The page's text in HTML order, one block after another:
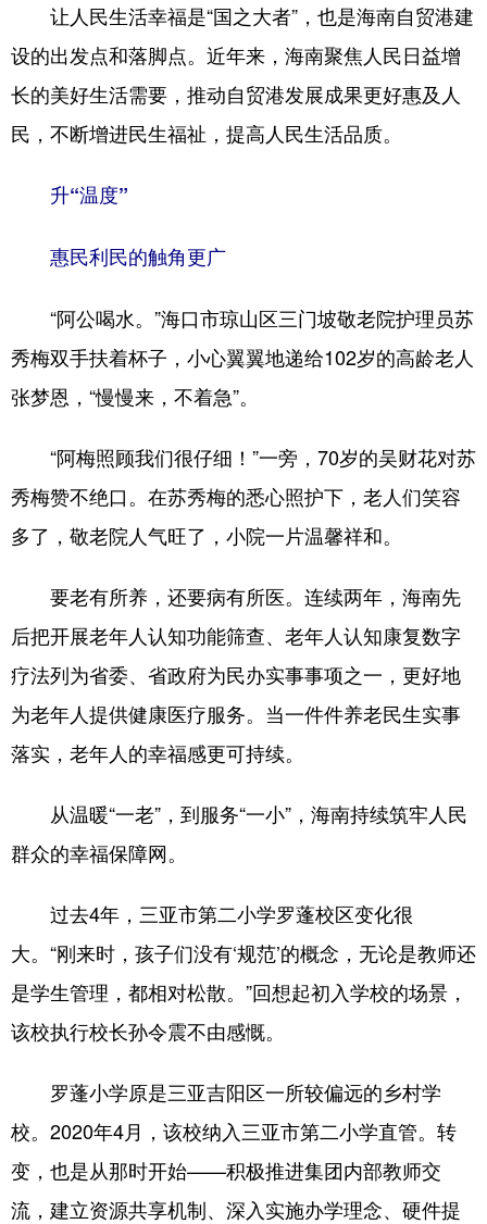
让人民生活幸福是“国之大者”，也是海南自贸港建
设的出发点和落脚点。近年来，海南聚焦人民日益增
长的美好生活需要，推动自贸港发展成果更好惠及人
民，不断增进民生福祉，提高人民生活品质。
升“温度”
惠民利民的触角更广
“阿公喝水。”海口市琼山区三门坡敬老院护理员苏
秀梅双手扶着杯子，小心翼翼地递给102岁的高龄老人
张梦恩，“慢慢来，不着急”。
“阿梅照顾我们很仔细！”一旁，70岁的吴财花对苏
秀梅赞不绝口。在苏秀梅的悉心照护下，老人们笑容
多了，敬老院人气旺了，小院一片温馨祥和。
要老有所养，还要病有所医。连续两年，海南先
后把开展老年人认知功能筛查、老年人认知康复数字
疗法列为省委、省政府为民办实事事项之一，更好地
为老年人提供健康医疗服务。当一件件养老民生实事
落实，老年人的幸福感更可持续。
从温暖“一老”，到服务“一小”，海南持续筑牢人民
群众的幸福保障网。
过去4年，三亚市第二小学罗蓬校区变化很
大。“刚来时，孩子们没有‘规范’的概念，无论是教师还
是学生管理，都相对松散。”回想起初入学校的场景，
该校执行校长孙令震不由感慨。
罗蓬小学原是三亚吉阳区一所较偏远的乡村学
校。2020年4月，该校纳入三亚市第二小学直管。转
变，也是从那时开始——积极推进集团内部教师交
流，建立资源共享机制、深入实施办学理念、硬件提